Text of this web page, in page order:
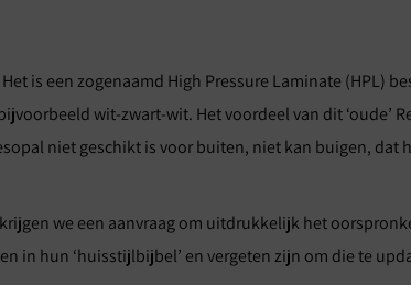
is een zogenaamd High Pressure Laminate (HPL)
wit-zwart-wit. Het voordeel van dit ‘oude’
niet geschikt is voor buiten, niet kan buigen, dat
we een aanvraag om uitdrukkelijk het
in hun ‘huisstijlbijbel’ en vergeten zijn om die te